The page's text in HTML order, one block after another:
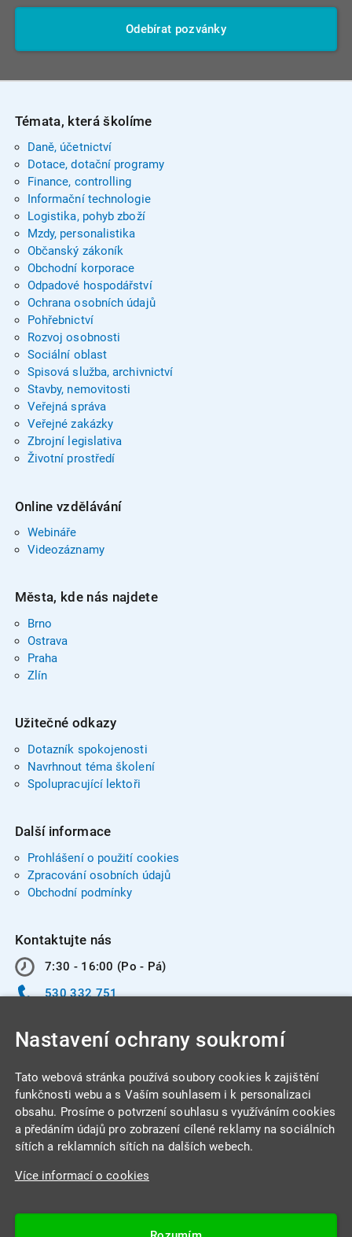
Odebírat pozvánky
Témata, která školíme
Daně, účetnictví
Dotace, dotační programy
Finance, controlling
Informační technologie
Logistika, pohyb zboží
Mzdy, personalistika
Občanský zákoník
Obchodní korporace
Odpadové hospodářství
Ochrana osobních údajů
Pohřebnictví
Rozvoj osobnosti
Sociální oblast
Spisová služba, archivnictví
Stavby, nemovitosti
Veřejná správa
Veřejné zakázky
Zbrojní legislativa
Životní prostředí
Online vzdělávání
Webináře
Videozáznamy
Města, kde nás najdete
Brno
Ostrava
Praha
Zlín
Užitečné odkazy
Dotazník spokojenosti
Navrhnout téma školení
Spolupracující lektoři
Další informace
Prohlášení o použití cookies
Zpracování osobních údajů
Obchodní podmínky
Kontaktujte nás
7:30 - 16:00 (Po - Pá)
530 332 751
INTEGRA CENTRUM s.r.o.
Jabloňová 662/7
Nastavení ochrany soukromí
Tato webová stránka používá soubory cookies k zajištění
funkčnosti webu a s Vaším souhlasem i k personalizaci
obsahu. Prosíme o potvrzení souhlasu s využíváním cookies
a předáním údajů pro zobrazení cílené reklamy na sociálních
sítích a reklamních sítích na dalších webech.
Více informací o cookies